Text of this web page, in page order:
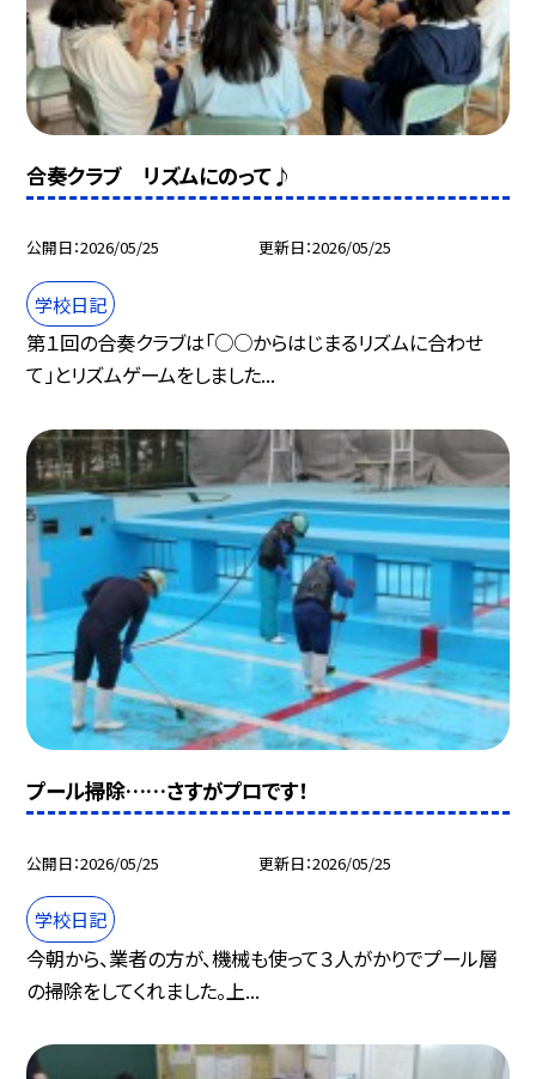
合奏クラブ リズムにのって♪
公開日 2026/05/25 更新日 2026/05/25
学校日記
第１回の合奏クラブは「○○からはじまるリズムに合わせ
て」とリズムゲームをしました...
プール掃除……さすがプロです！
公開日 2026/05/25 更新日 2026/05/25
学校日記
今朝から、業者の方が、機械も使って３人がかりでプール層
の掃除をしてくれました。上...